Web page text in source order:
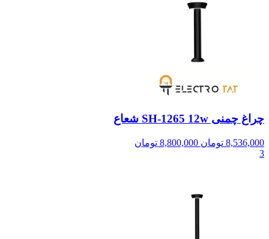
چراغ چمنی SH-1265 12w شعاع
8,536,000 تومان 8,800,000 تومان
3